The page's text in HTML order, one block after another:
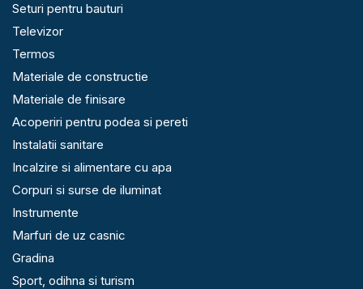
Seturi pentru bauturi
Televizor
Termos
Materiale de constructie
Materiale de finisare
Acoperiri pentru podea si pereti
Instalatii sanitare
Incalzire si alimentare cu apa
Corpuri si surse de iluminat
Instrumente
Marfuri de uz casnic
Gradina
Sport, odihna si turism